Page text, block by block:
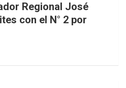
Regional José
con el N° 2 por